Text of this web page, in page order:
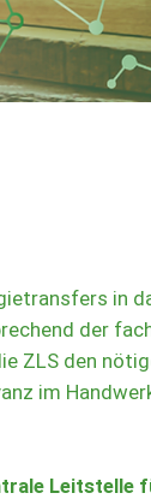
in
der
den
im